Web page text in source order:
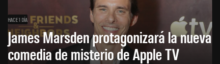
HACE 1 DÍA
James Marsden protagonizará la nueva
comedia de misterio de Apple TV